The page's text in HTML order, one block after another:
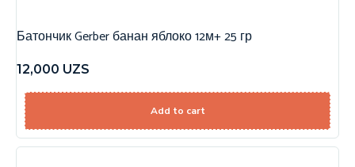
Батончик Gerber банан яблоко 12м+ 25 гр
12,000 UZS
Add to cart